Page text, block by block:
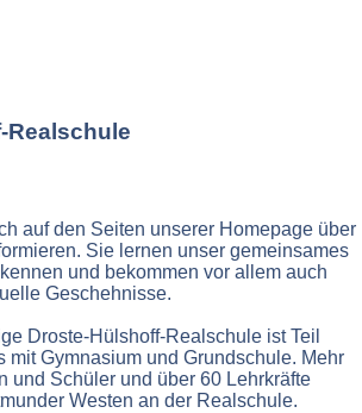
Realschule
auf den Seiten unserer Homepage über
Sie lernen unser gemeinsames
und bekommen vor allem auch
Geschehnisse.
Droste-Hülshoff-Realschule ist Teil
mit Gymnasium und Grundschule. Mehr
und Schüler und über 60 Lehrkräfte
Westen an der Realschule.